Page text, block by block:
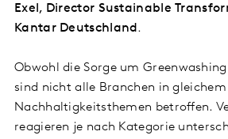
Exel, Director Sustainable
Kantar Deutschland .
Obwohl die Sorge um
sind nicht alle Branchen in gleichem
Nachhaltigkeitsthemen betroffen.
reagieren je nach Kategorie